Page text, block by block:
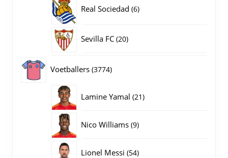
Real Sociedad 66
Sevilla FC 2020
Voetballers 37743774
Lamine Yamal 2121
Nico Williams 99
Lionel Messi 5454